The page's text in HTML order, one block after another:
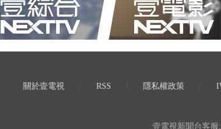
關於壹電視 RSS 隱私權政策
壹電視新聞台客服